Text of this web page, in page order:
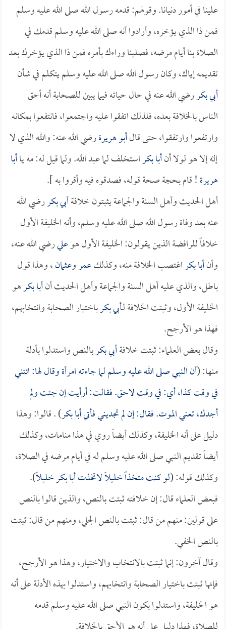
علينا في أمور دنيانا. وقولهم: قدمه رسول الله صلى الله عليه وسلم
فمن ذا الذي يؤخره، وأرادوا أنه صلى الله عليه وسلم قدمك في
الصلاة بنا أيام مرضه، فصلينا وراءك بأمره فمن ذا الذي يؤخرك بعد
تقديمه إياك، وكان رسول الله صلى الله عليه وسلم يتكلم في شأن
أبي بكررضي الله عنه في حال حياته فيما يبين للصحابة أنه أحق
الناس بالخلافة بعده، فلذلك اتفقوا عليه واجتمعوا، فانتفعوا بمكانه
وارتفعوا وارتفقوا، حتى قالأبو هريرةرضي الله عنه: والله الذي لا
إله إلا هو لولا أنأبا بكراستخلف لما عبد الله. ولما قيل له: مه ياأبا
هريرة! قام بحجة صحة قوله، فصدقوه فيه وأقروا به ].
أهل الحديث وأهل السنة والجماعة يثبتون خلافةأبي بكررضي الله
عنه بعد وفاة رسول الله صلى الله عليه وسلم، وأنه الخليفة الأول
خلافاً للرافضة الذين يقولون: الخليفة الأول هوعليرضي الله عنه،
وأنأبا بكراغتصب الخلافة منه، وكذلكعمروعثمان، وهذا قول
باطل، والذي عليه أهل السنة والجماعة وأهل الحديث أنأبا بكرهو
الخليفة الأول، وثبتت الخلافة لـأبي بكرباختيار الصحابة وانتخابهم،
فهذا هو الأرجح.
وقال بعض العلماء: ثبتت خلافةأبي بكربالنص واستدلوا بأدلة
منها: (أن النبي صلى الله عليه وسلم لما جاءته امرأة وقال لها: ائتني
في وقت كذا، أي: في وقت لاحق. فقالت: أرأيت إن جئت ولم
أجدك، تعني الموت. فقال: إن لم تجديني فأتيأبا بكر) . قالوا: وهذا
دليل على أنه الخليفة، وكذلك أيضاً روي في هذا منامات، وكذلك
أيضاً تقديم النبي صلى الله عليه وسلم له في أيام مرضه في الصلاة،
وكذلك قوله: (لو كنت متخذاً خليلاً لاتخذتأبا بكرخليلاً).
فبعض العلماء قال: إن خلافته ثبتت بالنص، والذين قالوا بالنص
على قولين: منهم من قال: ثبتت بالنص الجلي، ومنهم من قال: ثبتت
بالنص الخفي.
وقال آخرون: إنما ثبتت بالانتخاب والاختيار، وهذا هو الأرجح،
فإنها ثبتت باختيار الصحابة وانتخابهم، واستدلوا بهذه الأدلة على أنه
هو الخليفة، واستدلوا بكون النبي صلى الله عليه وسلم قدمه